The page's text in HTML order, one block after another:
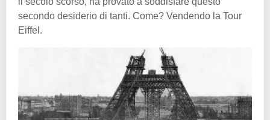
secondo desiderio di tanti. Come? Vendendo la Tour
Eiffel.